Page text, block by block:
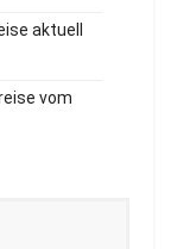
aktuell
vom